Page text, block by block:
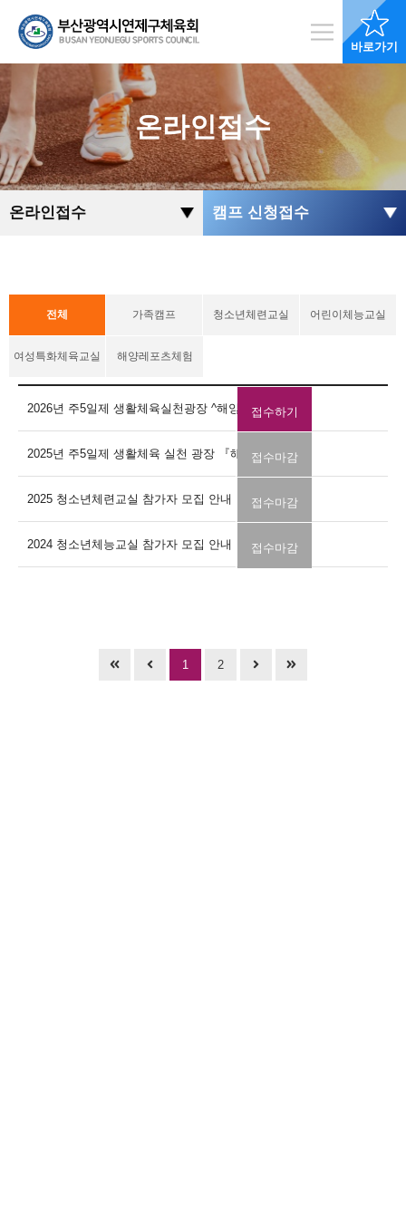
바로가기
온라인접수
온라인접수 캠프 신청접수
전체 가족캠프 청소년체련교실 어린이체능교실
여성특화체육교실 해양레포츠체험
2026년 주5일제 생활체육실천광장 ^해양레포츠^ 체험 모집
접수하기
2025년 주5일제 생활체육 실천 광장 『해양 레포츠 체험』
접수마감
2025 청소년체련교실 참가자 모집 안내 접수마감
2024 청소년체능교실 참가자 모집 안내 접수마감
1 2